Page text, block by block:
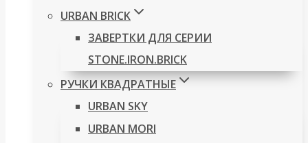
URBAN BRICK
ЗАВЕРТКИ ДЛЯ СЕРИИ
STONE.IRON.BRICK
РУЧКИ КВАДРАТНЫЕ
URBAN SKY
URBAN MORI